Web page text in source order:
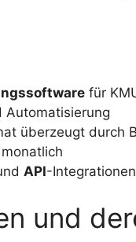
für
Automatisierung
überzeugt durch
API-Integrationen
und